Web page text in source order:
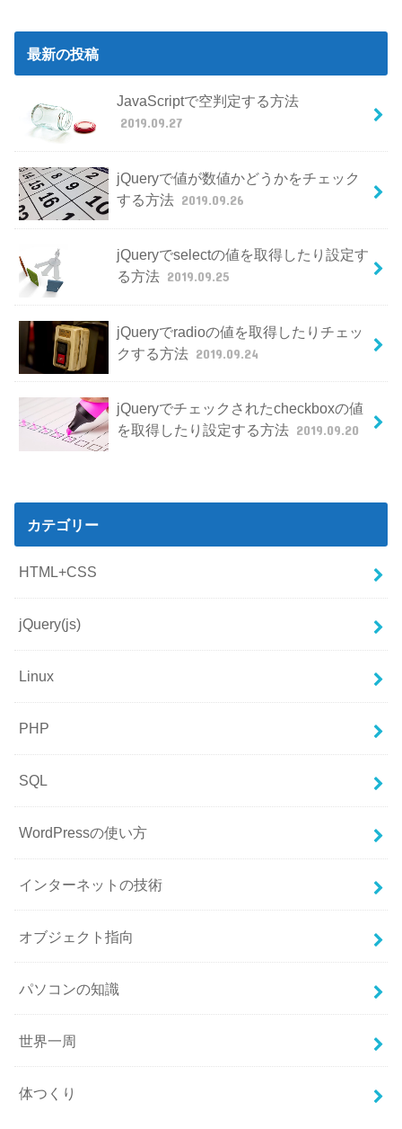
最新の投稿
JavaScriptで空判定する方法
2019.09.27
jQueryで値が数値かどうかをチェック
する方法 2019.09.26
jQueryでselectの値を取得したり設定す
る方法 2019.09.25
jQueryでradioの値を取得したりチェッ
クする方法 2019.09.24
jQueryでチェックされたcheckboxの値
を取得したり設定する方法 2019.09.20
カテゴリー
HTML+CSS
jQuery(js)
Linux
PHP
SQL
WordPressの使い方
インターネットの技術
オブジェクト指向
パソコンの知識
世界一周
体つくり